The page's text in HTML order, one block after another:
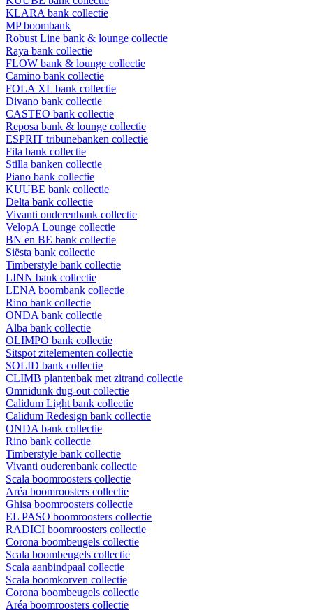
KLARA bank collectie
MP boombank
Robust Line bank & lounge collectie
Raya bank collectie
FLOW bank & lounge collectie
Camino bank collectie
FOLA XL bank collectie
Divano bank collectie
CASTEO bank collectie
Reposa bank & lounge collectie
ESPRIT tribunebanken collectie
Fila bank collectie
Stilla banken collectie
Piano bank collectie
KUUBE bank collectie
Delta bank collectie
Vivanti ouderenbank collectie
VelopA Lounge collectie
BN en BE bank collectie
Siësta bank collectie
Timberstyle bank collectie
LINN bank collectie
LENA boombank collectie
Rino bank collectie
ONDA bank collectie
Alba bank collectie
OLIMPO bank collectie
Sitspot zitelementen collectie
SOLID bank collectie
CLIMB plantenbak met zitrand collectie
Omnidunk dug-out collectie
Calidum Light bank collectie
Calidum Redesign bank collectie
ONDA bank collectie
Rino bank collectie
Timberstyle bank collectie
Vivanti ouderenbank collectie
Scala boomroosters collectie
Aréa boomroosters collectie
Ghisa boomroosters collectie
EL PASO boomroosters collectie
RADICI boomroosters collectie
Corona boombeugels collectie
Scala boombeugels collectie
Scala aanbindpaal collectie
Scala boomkorven collectie
Corona boombeugels collectie
Aréa boomroosters collectie